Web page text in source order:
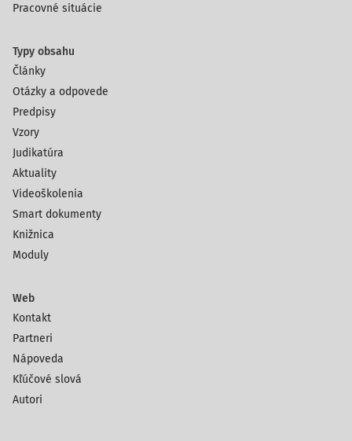
Pracovné situácie
Typy obsahu
Články
Otázky a odpovede
Predpisy
Vzory
Judikatúra
Aktuality
Videoškolenia
Smart dokumenty
Knižnica
Moduly
Web
Kontakt
Partneri
Nápoveda
Kľúčové slová
Autori